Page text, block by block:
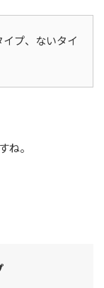
プ、ないタイ
ね。